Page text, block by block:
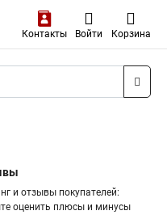
Контакты Войти Корзина
и отзывы покупателей:
оценить плюсы и минусы